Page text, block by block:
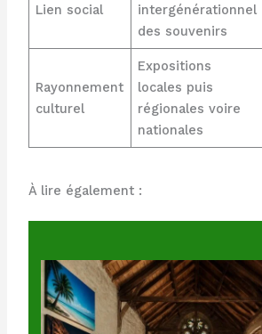
Lien social
intergénérationnel
des souvenirs
Rayonnement
culturel
Expositions
locales puis
régionales voire
nationales
À lire également :